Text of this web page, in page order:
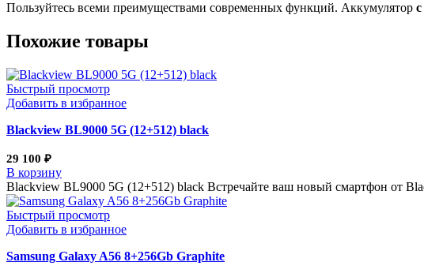
Пользуйтесь всеми преимуществами современных функций. Аккумулятор
Похожие товары
Быстрый просмотр
Добавить в избранное
Blackview BL9000 5G (12+512) black
29 100 ₽
В корзину
Blackview BL9000 5G (12+512) black Встречайте ваш новый смартфон от
Быстрый просмотр
Добавить в избранное
Samsung Galaxy A56 8+256Gb Graphite